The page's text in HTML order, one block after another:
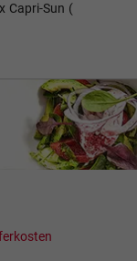
Capri-Sun (